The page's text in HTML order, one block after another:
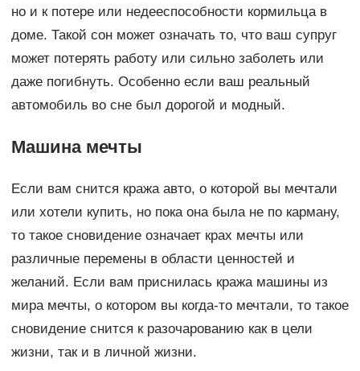
но и к потере или недееспособности кормильца в
доме. Такой сон может означать то, что ваш супруг
может потерять работу или сильно заболеть или
даже погибнуть. Особенно если ваш реальный
автомобиль во сне был дорогой и модный.
Машина мечты
Если вам снится кража авто, о которой вы мечтали
или хотели купить, но пока она была не по карману,
то такое сновидение означает крах мечты или
различные перемены в области ценностей и
желаний. Если вам приснилась кража машины из
мира мечты, о котором вы когда-то мечтали, то такое
сновидение снится к разочарованию как в цели
жизни, так и в личной жизни.